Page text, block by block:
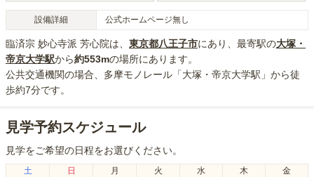
設備詳細 公式ホームページ無し
臨済宗 妙心寺派 芳心院は、 東京都八王子市にあり 、最寄駅の大塚・
帝京大学駅から約553mの場所にあり ます。
公共交通機関の場合、多摩モノレール「大塚・帝京大学駅」から徒
歩約7分です。
見学予約スケジュール
見学をご希望の日程をお選びください。
土 日 月 火 水 木 金